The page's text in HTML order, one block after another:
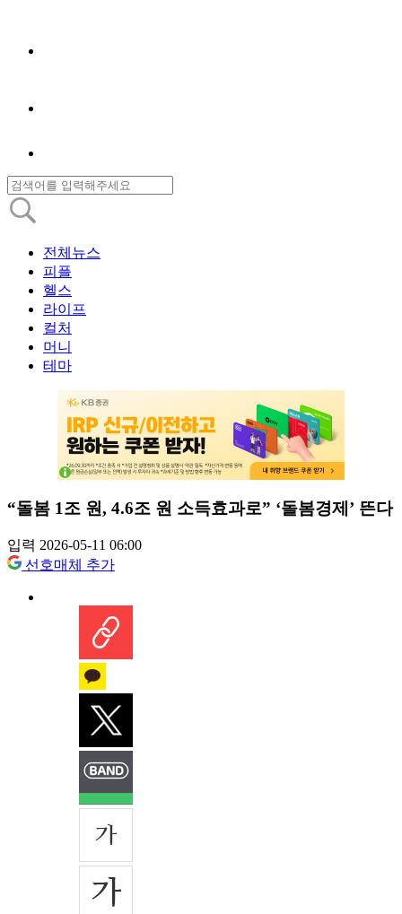
전체뉴스
피플
헬스
라이프
컬처
머니
테마
“돌봄 1조 원, 4.6조 원 소득효과로” ‘돌봄경제’ 뜬다
입력 2026-05-11 06:00
선호매체 추가